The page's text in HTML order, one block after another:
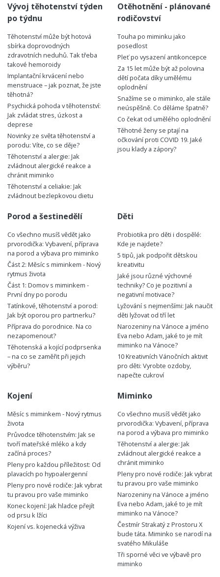
Vývoj těhotenství týden
po týdnu
Těhotenství může být hotová
sbírka doprovodných
zdravotních neduhů. Tak třeba
takové hemoroidy
Implantační krvácení nebo
menstruace – jak poznat, že jste
těhotná?
Psychická pohoda v těhotenství:
Jak zvládat stres, úzkost a
deprese
Novinky ze světa těhotenství a
porodu: Víte, co se děje?
Těhotenství a alergie: Jak
zvládnout alergické reakce a
chránit miminko
Těhotenství a celiakie: Jak
zvládnout bezlepkovou dietu
Otěhotnění - plánované
rodičovství
Touha po miminku jako
posedlost
Pleť po vysazení antikoncepce
Za 15 let může být až polovina
dětí počata díky umělému
oplodnění
Snažíme se o miminko, ale stále
neúspěšně. Co děláme špatně?
Co čekat od umělého oplodnění
Těhotné ženy se ptají na
očkování proti COVID 19. Jaké
jsou klady a zápory?
Porod a šestinedělí
Co všechno musíš vědět jako
prvorodička: Vybavení, příprava
na porod a výbava pro miminko
Část 2: Měsíc s miminkem - Nový
rytmus života
Část 1: Domov s miminkem -
První dny po porodu
Tatínkové, těhotenství a porod:
Jak být oporou pro partnerku?
Příprava do porodnice. Na co
nezapomenout?
Těhotenská a kojící podprsenka
– na co se zaměřit při jejich
výběru?
Děti
Probiotika pro děti i dospělé:
Kde je najdete?
5 tipů, jak podpořit dětskou
kreativitu
Jaké jsou různé výchovné
techniky? Co je pozitivní a
negativní motivace?
Lyžování s nejmenšími: Jak naučit
děti lyžovat od tří let
Narozeniny na Vánoce a jméno
Eva nebo Adam, jaké to je mít
miminko na Vánoce?
10 Kreativních Vánočních aktivit
pro děti: Vyrobte ozdoby,
napečte cukroví
Kojení
Měsíc s miminkem - Nový rytmus
života
Průvodce těhotenstvím: Jak se
tvoří mateřské mléko a kdy
začíná proces?
Pleny pro každou příležitost: Od
plavacích po hypoalergenní
Pleny pro nové rodiče: Jak vybrat
tu pravou pro vaše miminko
Konec kojení: Jak hladce přejít
od prsu k lžíci
Kojení vs. kojenecká výživa
Miminko
Co všechno musíš vědět jako
prvorodička: Vybavení, příprava
na porod a výbava pro miminko
Těhotenství a alergie: Jak
zvládnout alergické reakce a
chránit miminko
Pleny pro nové rodiče: Jak vybrat
tu pravou pro vaše miminko
Narozeniny na Vánoce a jméno
Eva nebo Adam, jaké to je mít
miminko na Vánoce?
Čestmír Strakatý z Prostoru X
bude táta. Miminko se narodí na
svatého Mikuláše
Tři sporné věci ve výbavě pro
miminko